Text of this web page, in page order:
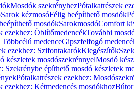
Mosdók szekrényhezPótalkatrészek
Sarok kézmosóFélig beépíthető mosdók
mosdókSarokmosdóComfort
ezekhez: ÖblítőmedencékTovábbi
medenceGipszfelfogó
ezekhez: SzifontakarókKiegészítők
készletek mosdószekrénnyelMosdó
Szekrénybe építhető mosdó készletek
Pótalkatrészek ezekhez:
ezekhez: Kétmedencés mosdókhoz